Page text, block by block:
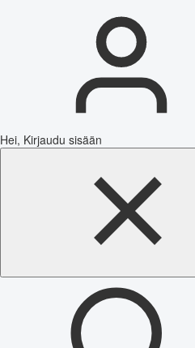
Hei, Kirjaudu sisään